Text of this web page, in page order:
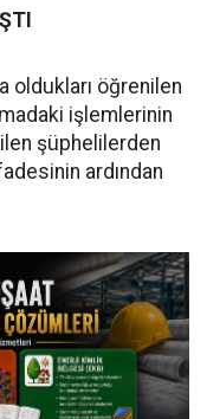
oldukları öğrenilen
işlemlerinin
şüphelilerden
ardından